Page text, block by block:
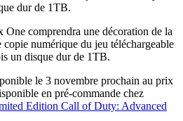
dur de 1TB.
comprendra une décoration de la
numérique du jeu téléchargeable
un disque dur de 1TB.
le 3 novembre prochain au prix
en pré-commande chez
Edition Call of Duty: Advanced